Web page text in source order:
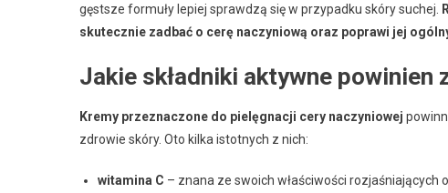
gęstsze formuły lepiej sprawdzą się w przypadku skóry suchej.
skutecznie zadbać o cerę naczyniową oraz poprawi jej
Jakie składniki aktywne powinien
Kremy przeznaczone do pielęgnacji cery naczyniowej
zdrowie skóry. Oto kilka istotnych z nich:
witamina C – znana ze swoich właściwości